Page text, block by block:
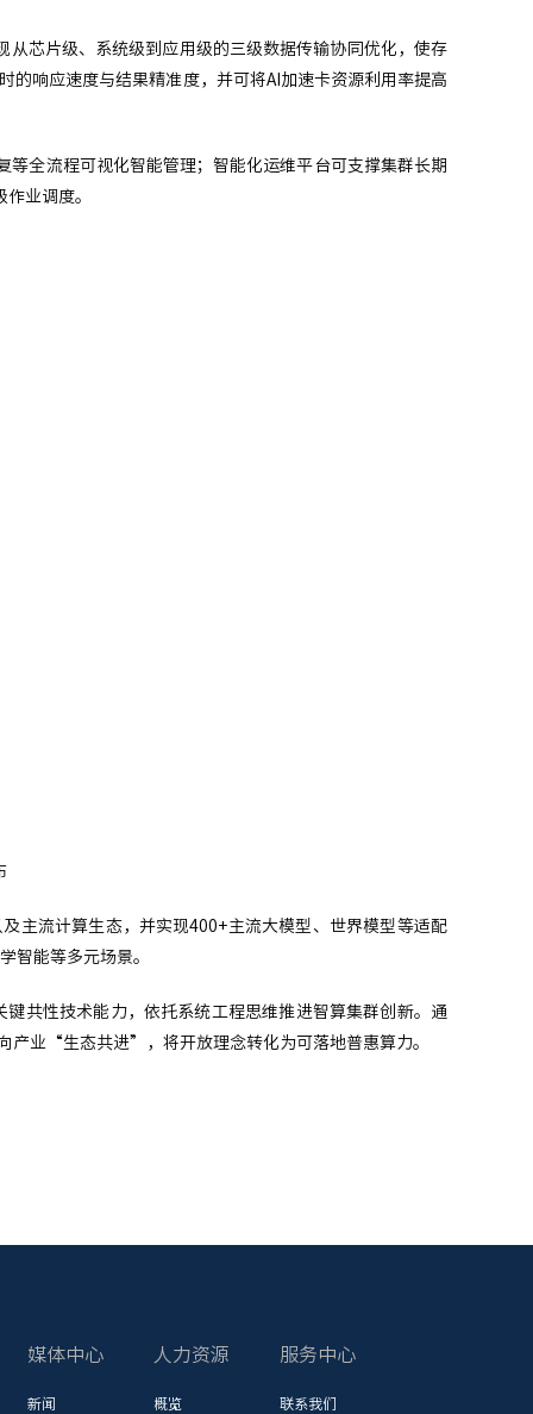
芯片级、系统级到应用级的三级数据传输协同优化，使存
的响应速度与结果精准度，并可将AI加速卡资源利用率提高
全流程可视化智能管理；智能化运维平台可支撑集群长期
业调度。
主流计算生态，并实现400+主流大模型、世界模型等适配
智能等多元场景。
共性技术能力，依托系统工程思维推进智算集群创新。通
产业“生态共进”，将开放理念转化为可落地普惠算力。
媒体中心
新闻
人力资源
概览
服务中心
联系我们